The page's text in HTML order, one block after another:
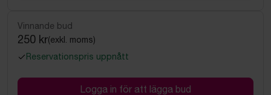
Vinnande bud
250 kr(exkl. moms)
Reservationspris uppnått
Logga in för att lägga bud